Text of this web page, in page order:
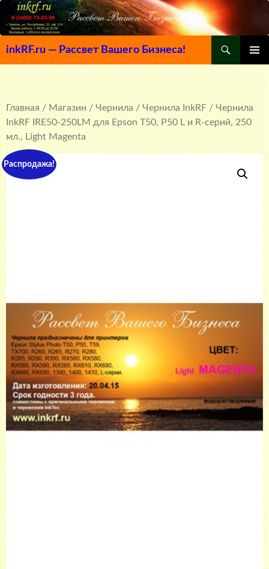
inkRF.ru — Рассвет Вашего Бизнеса!
МЕНЮ
К
СОДЕРЖИМОМУ
Главная/Магазин/Чернила/Чернила InkRF/ Чернила
InkRF IRE50-250LM для Epson T50, P50 L и R-серий, 250
мл., Light Magenta
Распродажа!